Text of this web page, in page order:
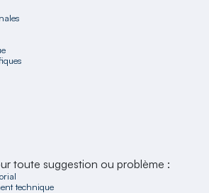
toute suggestion ou problème :
technique